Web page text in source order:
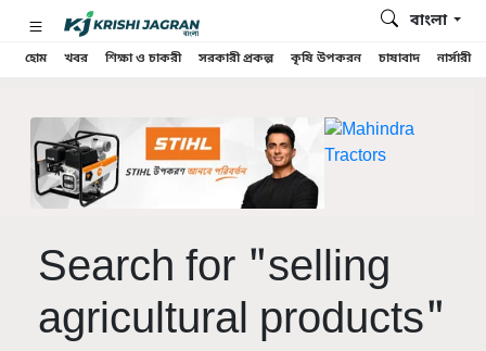
হোম খবর শিক্ষা ও চাকরী সরকারী প্রকল্প কৃষি উপকরন চাষাবাদ নার্সারী
বাংলা
Search for "selling
agricultural products"